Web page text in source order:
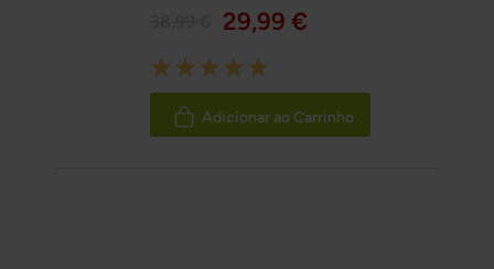
29,99 €
Rating:
100%
Adicionar ao Carrinho